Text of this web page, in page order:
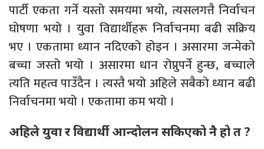
पार्टी एकता गर्ने यस्तो समयमा भयो, त्यसलगत्तै निर्वाचन
घोषणा भयो । युवा विद्यार्थीहरू निर्वाचनमा बढी सक्रिय
भए । एकतामा ध्यान नदिएको होइन । असारमा जन्मेको
बच्चा जस्तो भयो । असारमा धान रोप्नुपर्ने हुन्छ, बच्चाले
त्यति महत्व पाउँदैन । त्यस्तै भयो अहिले सबैको ध्यान बढी
निर्वाचनमा भयो । एकतामा कम भयो ।
अहिले युवा र विद्यार्थी आन्दोलन सकिएको नै हो त ?